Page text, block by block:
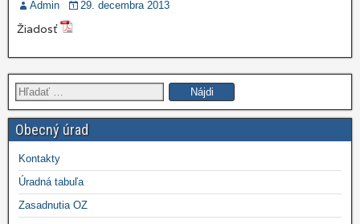
Admin 29. decembra 2013
Žiadosť
Hľadať:
Obecný úrad
Kontakty
Úradná tabuľa
Zasadnutia OZ